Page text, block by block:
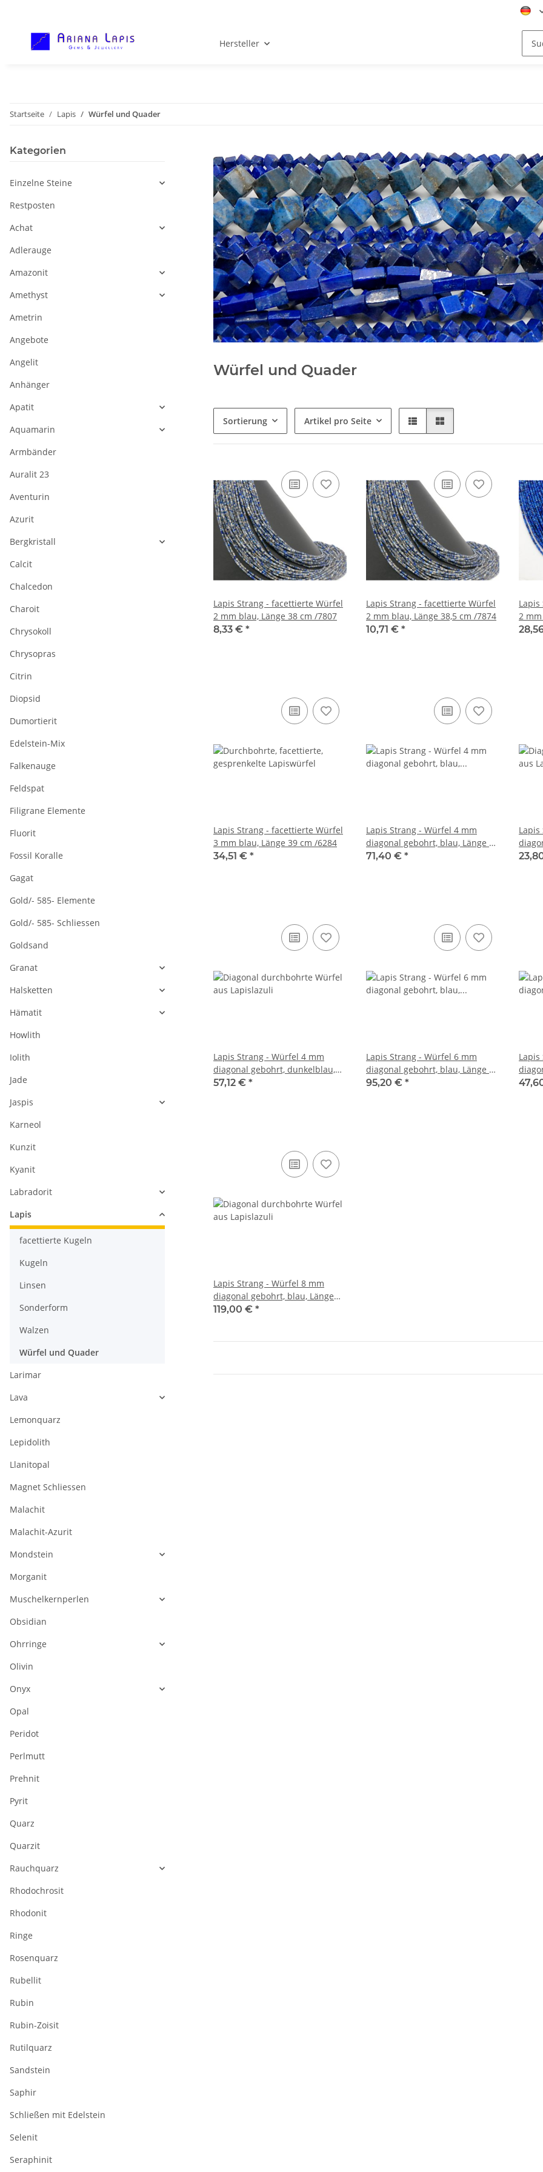
Hersteller
Startseite Lapis Würfel und Quader
Würfel und Quader
Sortierung Artikel pro Seite
Lapis Strang - facettierte Würfel
2 mm blau, Länge 38 cm /7807
8,33 € *
Lapis Strang - facettierte Würfel
2 mm blau, Länge 38,5 cm /7874
10,71 € *
2
/7643
Lapis Strang - facettierte Würfel
3 mm blau, Länge 39 cm /6284
34,51 € *
Lapis Strang - Würfel 4 mm
diagonal gebohrt, blau, Länge 40
cm /2160
71,40 € *
40,5
Lapis Strang - Würfel 4 mm
diagonal gebohrt, dunkelblau,
Länge 40 cm /R280
57,12 € *
Lapis Strang - Würfel 6 mm
diagonal gebohrt, blau, Länge 40
cm /2040
95,20 € *
38,5
Lapis Strang - Würfel 8 mm
diagonal gebohrt, blau, Länge
39,5 cm /2042
119,00 € *
Kategorien
Einzelne Steine
Restposten
Achat
Adlerauge
Amazonit
Amethyst
Ametrin
Angebote
Angelit
Anhänger
Apatit
Aquamarin
Armbänder
Auralit 23
Aventurin
Azurit
Bergkristall
Calcit
Chalcedon
Charoit
Chrysokoll
Chrysopras
Citrin
Diopsid
Dumortierit
Edelstein-Mix
Falkenauge
Feldspat
Filigrane Elemente
Fluorit
Fossil Koralle
Gagat
Gold/- 585- Elemente
Gold/- 585- Schliessen
Goldsand
Granat
Halsketten
Hämatit
Howlith
Iolith
Jade
Jaspis
Karneol
Kunzit
Kyanit
Labradorit
Lapis
facettierte Kugeln
Kugeln
Linsen
Sonderform
Walzen
Würfel und Quader
Larimar
Lava
Lemonquarz
Lepidolith
Llanitopal
Magnet Schliessen
Malachit
Malachit-Azurit
Mondstein
Morganit
Muschelkernperlen
Obsidian
Ohrringe
Olivin
Onyx
Opal
Peridot
Perlmutt
Prehnit
Pyrit
Quarz
Quarzit
Rauchquarz
Rhodochrosit
Rhodonit
Ringe
Rosenquarz
Rubellit
Rubin
Rubin-Zoisit
Rutilquarz
Sandstein
Saphir
Schließen mit Edelstein
Selenit
Seraphinit